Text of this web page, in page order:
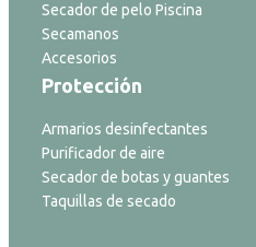
Secador de pelo Piscina
Secamanos
Accesorios
Protección
Armarios desinfectantes
Purificador de aire
Secador de botas y guantes
Taquillas de secado